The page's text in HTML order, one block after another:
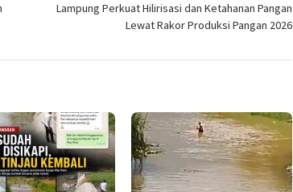
Lampung Perkuat Hilirisasi dan Ketahanan Pangan
Lewat Rakor Produksi Pangan 2026